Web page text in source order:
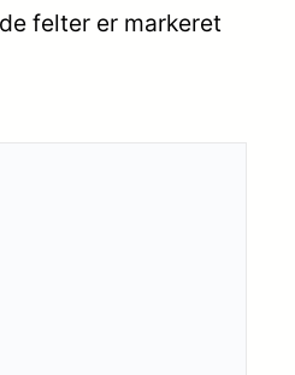
felter er markeret